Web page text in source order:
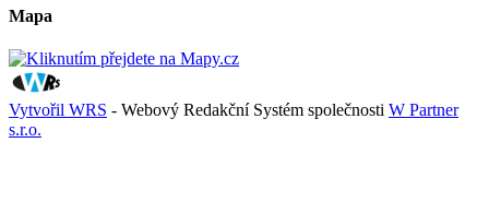
Mapa
Vytvořil WRS - Webový Redakční Systém společnosti W Partner
s.r.o.